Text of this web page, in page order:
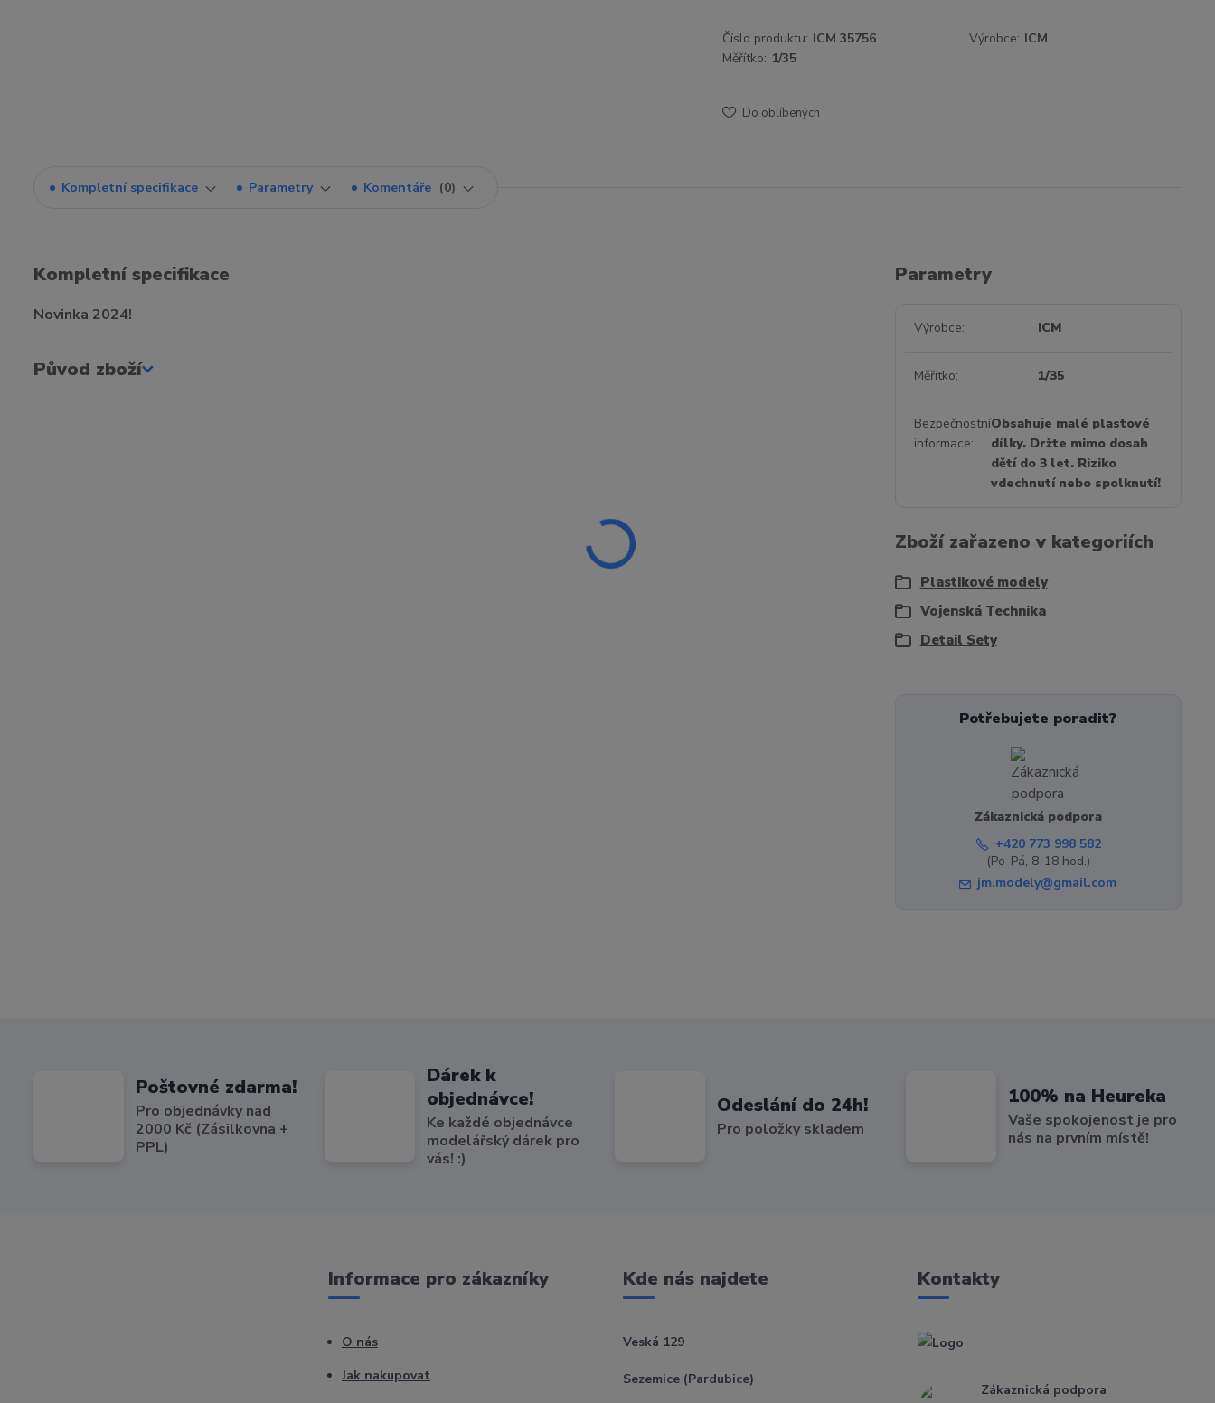
Číslo produktu: ICM 35756 Výrobce: ICM
Měřítko: 1/35
Do oblíbených
Kompletní specifikace Parametry Komentáře 0
Kompletní specifikace
Novinka 2024!
Původ zboží
Parametry
Výrobce ICM
Měřítko 1/35
Bezpečnostní
informace
Obsahuje malé plastové
dílky. Držte mimo dosah
dětí do 3 let. Riziko
vdechnutí nebo spolknutí!
Zboží zařazeno v kategoriích
Plastikové modely
Vojenská Technika
Detail Sety
Potřebujete poradit?
Zákaznická podpora
+420 773 998 582
(Po-Pá, 8-18 hod.)
jm.modely@gmail.com
Poštovné zdarma!
Pro objednávky nad
2000 Kč (Zásilkovna +
PPL)
Dárek k
objednávce!
Ke každé objednávce
modelářský dárek pro
vás! :)
Odeslání do 24h!
Pro položky skladem
100% na Heureka
Vaše spokojenost je pro
nás na prvním místě!
Informace pro zákazníky
O nás
Jak nakupovat
Kde nás najdete
Veská 129
Sezemice (Pardubice)
Kontakty
Zákaznická podpora